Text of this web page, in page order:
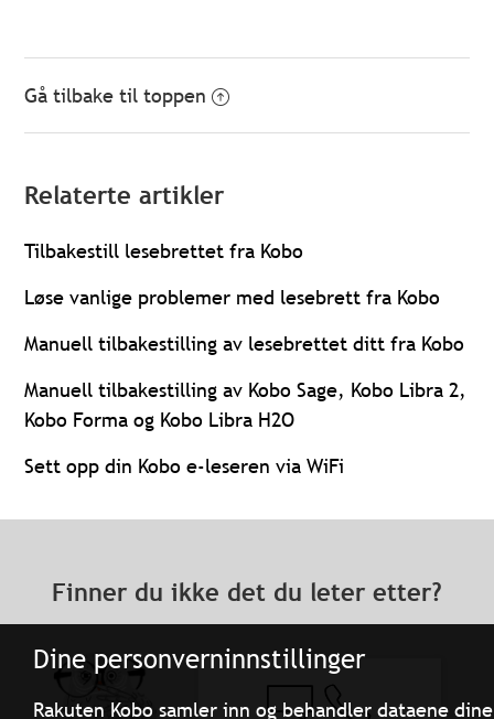
Dine personverninnstillinger
Rakuten Kobo samler inn og behandler dataene dine
Gå tilbake til toppen
Relaterte artikler
Tilbakestill lesebrettet fra Kobo
Løse vanlige problemer med lesebrett fra Kobo
Manuell tilbakestilling av lesebrettet ditt fra Kobo
Manuell tilbakestilling av Kobo Sage, Kobo Libra 2,
Kobo Forma og Kobo Libra H2O
Sett opp din Kobo e-leseren via WiFi
Finner du ikke det du leter etter?